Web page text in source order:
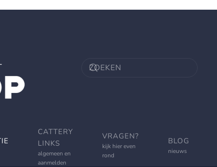
CATTERY
LINKS
algemeen en
aanmelden
VRAGEN?
kijk hier even
rond
BLOG
nieuws